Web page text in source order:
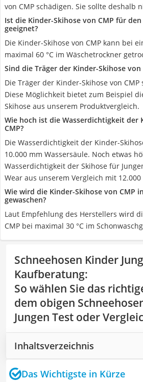
von CMP schädigen. Sie sollte deshalb
Ist die Kinder-Skihose von CMP für
geeignet?
Die Kinder-Skihose von CMP kann bei
maximal 60 °C im Wäschetrockner
Sind die Träger der Kinder-Skihose von
Die Träger der Kinder-Skihose von
Diese Möglichkeit bietet zum Beispiel
Skihose aus unserem Produktvergleich.
Wie hoch ist die Wasserdichtigkeit der
CMP?
Die Wasserdichtigkeit der Kinder-
10.000 mm Wassersäule. Noch etwas
Wasserdichtigkeit der Skihose für
Wear aus unserem Vergleich mit
Wie wird die Kinder-Skihose von CMP
gewaschen?
Laut Empfehlung des Herstellers wird
CMP bei maximal 30 °C im
Schneehosen Kinder
Kaufberatung:
So wählen Sie das
dem obigen
Jungen Test oder
Inhaltsverzeichnis
Das Wichtigste in Kürze